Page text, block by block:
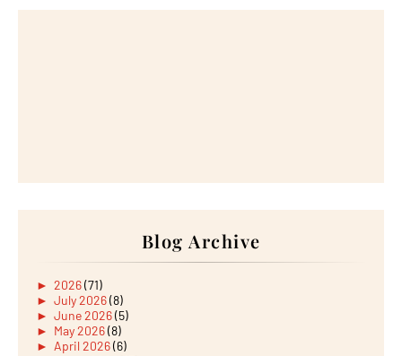
Blog Archive
► 2026(71)
► July 2026(8)
► June 2026(5)
► May 2026(8)
► April 2026(6)